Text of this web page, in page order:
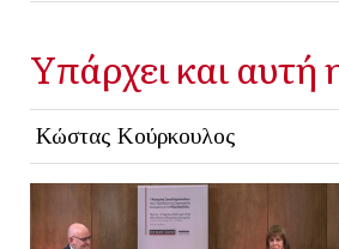
Yπάρχει και
Κώστας Κούρκουλος